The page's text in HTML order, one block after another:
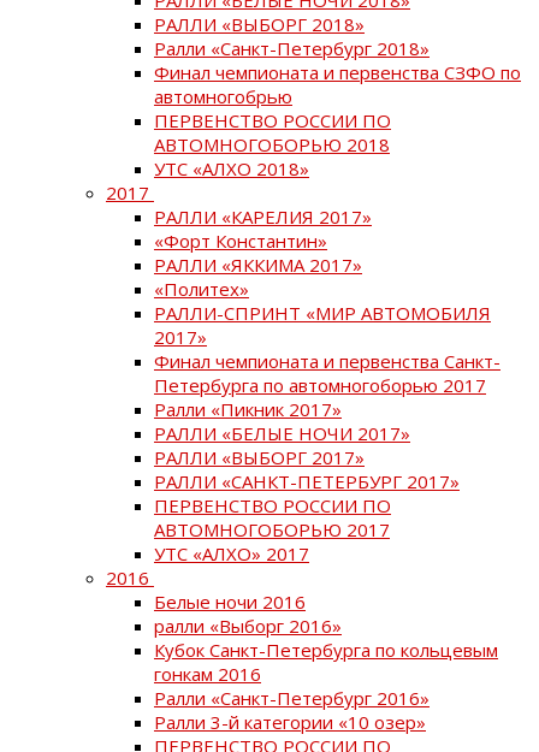
РАЛЛИ «ВЫБОРГ 2018»
Ралли «Санкт-Петербург 2018»
Финал чемпионата и первенства СЗФО по
автомногобрью
ПЕРВЕНСТВО РОССИИ ПО
АВТОМНОГОБОРЬЮ 2018
УТС «АЛХО 2018»
2017
РАЛЛИ «КАРЕЛИЯ 2017»
«Форт Константин»
РАЛЛИ «ЯККИМА 2017»
«Политех»
РАЛЛИ-СПРИНТ «МИР АВТОМОБИЛЯ
2017»
Финал чемпионата и первенства Санкт-
Петербурга по автомногоборью 2017
Ралли «Пикник 2017»
РАЛЛИ «БЕЛЫЕ НОЧИ 2017»
РАЛЛИ «ВЫБОРГ 2017»
РАЛЛИ «САНКТ-ПЕТЕРБУРГ 2017»
ПЕРВЕНСТВО РОССИИ ПО
АВТОМНОГОБОРЬЮ 2017
УТС «АЛХО» 2017
2016
Белые ночи 2016
ралли «Выборг 2016»
Кубок Санкт-Петербурга по кольцевым
гонкам 2016
Ралли «Санкт-Петербург 2016»
Ралли 3-й категории «10 озер»
ПЕРВЕНСТВО РОССИИ ПО